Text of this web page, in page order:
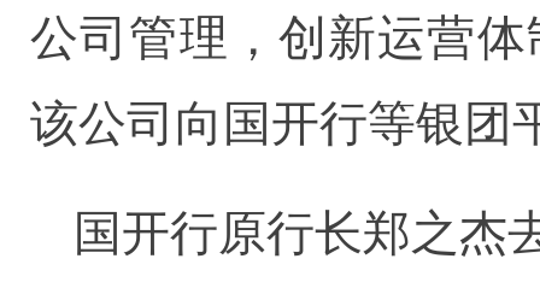
公司管理，创新运营
该公司向国开行等银团
国开行原行长郑之杰